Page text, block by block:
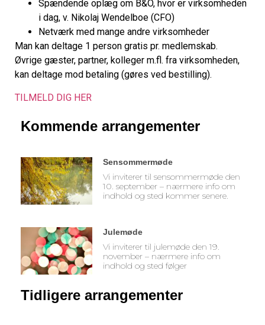
Spændende oplæg om B&O, hvor er virksomheden
i dag, v. Nikolaj Wendelboe (CFO)
Netværk med mange andre virksomheder
Man kan deltage 1 person gratis pr. medlemskab.
Øvrige gæster, partner, kolleger m.fl. fra virksomheden,
kan deltage mod betaling (gøres ved bestilling).
TILMELD DIG HER
Kommende arrangementer
Sensommermøde
Vi inviterer til sensommermøde den
10. september – nærmere info om
indhold og sted kommer senere.
Julemøde
Vi inviterer til julemøde den 19.
november – nærmere info om
indhold og sted følger
Tidligere arrangementer